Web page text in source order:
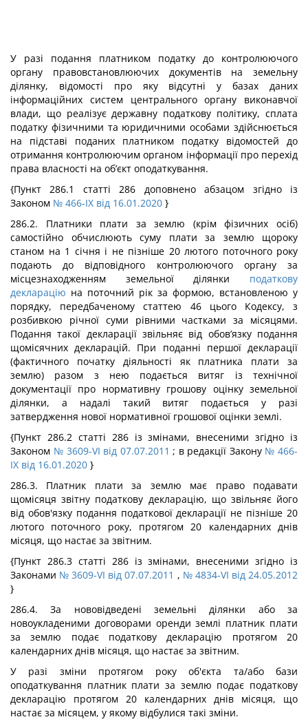
У разі подання платником податку до контролюючого
органу правовстановлюючих документів на земельну
ділянку, відомості про яку відсутні у базах даних
інформаційних систем центрального органу виконавчої
влади, що реалізує державну податкову політику, сплата
податку фізичними та юридичними особами здійснюється
на підставі поданих платником податку відомостей до
отримання контролюючим органом інформації про перехід
права власності на об’єкт оподаткування.
{Пункт 286.1 статті 286 доповнено абзацом згідно із
Законом № 466-IX від 16.01.2020 }
286.2. Платники плати за землю (крім фізичних осіб)
самостійно обчислюють суму плати за землю щороку
станом на 1 січня і не пізніше 20 лютого поточного року
подають до відповідного контролюючого органу за
місцезнаходженням земельної ділянки податкову
декларацію на поточний рік за формою, встановленою у
порядку, передбаченому статтею 46 цього Кодексу, з
розбивкою річної суми рівними частками за місяцями.
Подання такої декларації звільняє від обов’язку подання
щомісячних декларацій. При поданні першої декларації
(фактичного початку діяльності як платника плати за
землю) разом з нею подається витяг із технічної
документації про нормативну грошову оцінку земельної
ділянки, а надалі такий витяг подається у разі
затвердження нової нормативної грошової оцінки землі.
{Пункт 286.2 статті 286 із змінами, внесеними згідно із
Законом № 3609-VI від 07.07.2011 ; в редакції Закону № 466-
IX від 16.01.2020 }
286.3. Платник плати за землю має право подавати
щомісяця звітну податкову декларацію, що звільняє його
від обов'язку подання податкової декларації не пізніше 20
лютого поточного року, протягом 20 календарних днів
місяця, що настає за звітним.
{Пункт 286.3 статті 286 із змінами, внесеними згідно із
Законами № 3609-VI від 07.07.2011 , № 4834-VI від 24.05.2012
}
286.4. За нововідведені земельні ділянки або за
новоукладеними договорами оренди землі платник плати
за землю подає податкову декларацію протягом 20
календарних днів місяця, що настає за звітним.
У разі зміни протягом року об'єкта та/або бази
оподаткування платник плати за землю подає податкову
декларацію протягом 20 календарних днів місяця, що
настає за місяцем, у якому відбулися такі зміни.